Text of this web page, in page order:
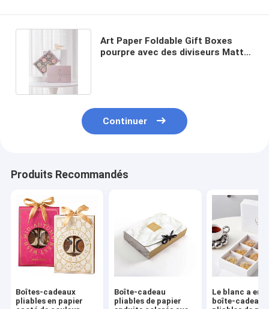
Art Paper Foldable Gift Boxes
pourpre avec des diviseurs Matt
Continuer
Produits Recommandés
Boîtes-cadeaux
pliables en papier
Boîte-cadeau
pliables de papier
Le blanc a
boîte-cadeau